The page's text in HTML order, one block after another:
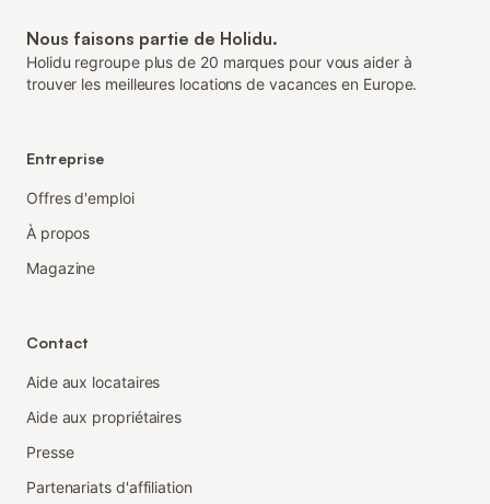
Nous faisons partie de Holidu.
Holidu regroupe plus de 20 marques pour vous aider à
trouver les meilleures locations de vacances en Europe.
Entreprise
Offres d'emploi
À propos
Magazine
Contact
Aide aux locataires
Aide aux propriétaires
Presse
Partenariats d'affiliation